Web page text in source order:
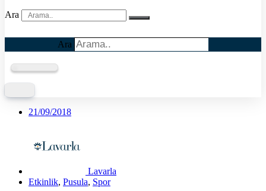
Ara
Ara
21/09/2018
Lavarla
Etkinlik, Pusula, Spor